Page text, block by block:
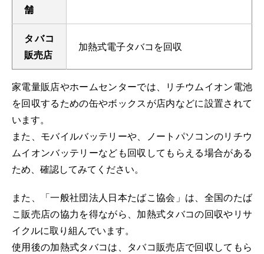
舗
タバコ
販売店
加熱式電子タバコを回収
家電量販店やホームセンターでは、リチウムイオン電池
を回収するための缶やボックスが店内などに設置されて
います。
また、モバイルバッテリーや、ノートパソコンのリチウ
ムイオンバッテリーなども回収してもらえる場合がある
ため、確認してみてください。
また、「一般社団法人日本たばこ協会」は、全国のたば
こ販売店の協力を得ながら、加熱式タバコの回収やリサ
イクルに取り組んでいます。
使用後の加熱式タバコは、タバコ販売店で回収してもら